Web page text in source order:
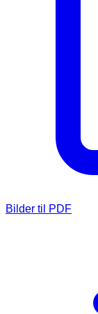
Bilder til PDF